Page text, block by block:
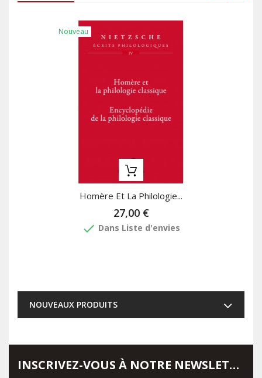
Nouveau
Homère Et La Philologie...
27,00 €
done Dans Liste d'envies
NOUVEAUX PRODUITS
INSCRIVEZ-VOUS À NOTRE NEWSLETTER